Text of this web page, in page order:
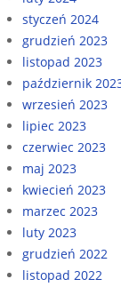
styczeń 2024
grudzień 2023
listopad 2023
październik
wrzesień 2023
lipiec 2023
czerwiec 2023
maj 2023
kwiecień 2023
marzec 2023
luty 2023
grudzień 2022
listopad 2022